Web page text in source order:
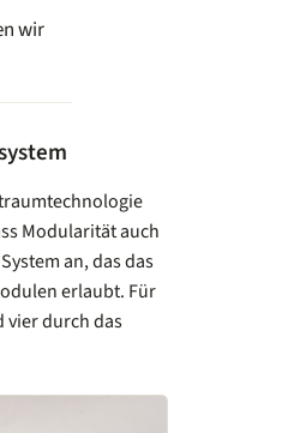
wir
Modularität auch
an, das das
erlaubt. Für
vier durch das